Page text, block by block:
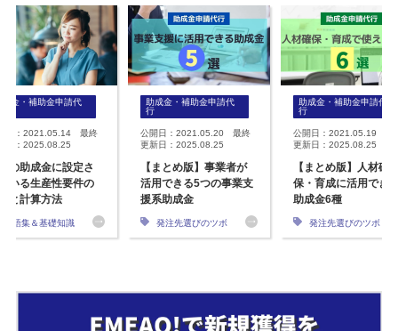
成金・補助金申請代
日：2021.05.14 最終
日：2025.08.25
の助成金に設定さ
いる生産性要件の
と計算方法
用語集＆基礎知識
助成金・補助金申請代
行
公開日：2021.05.20 最終
更新日：2025.08.25
【まとめ版】事業者が
活用できる5つの事業支
援系助成金
発注先選びのツボ
助成金・補助金申請代
行
公開日：2021.05.19 最
更新日：2025.08.25
【まとめ版】人材確
保・育成に活用でき
助成金6種
発注先選びのツボ